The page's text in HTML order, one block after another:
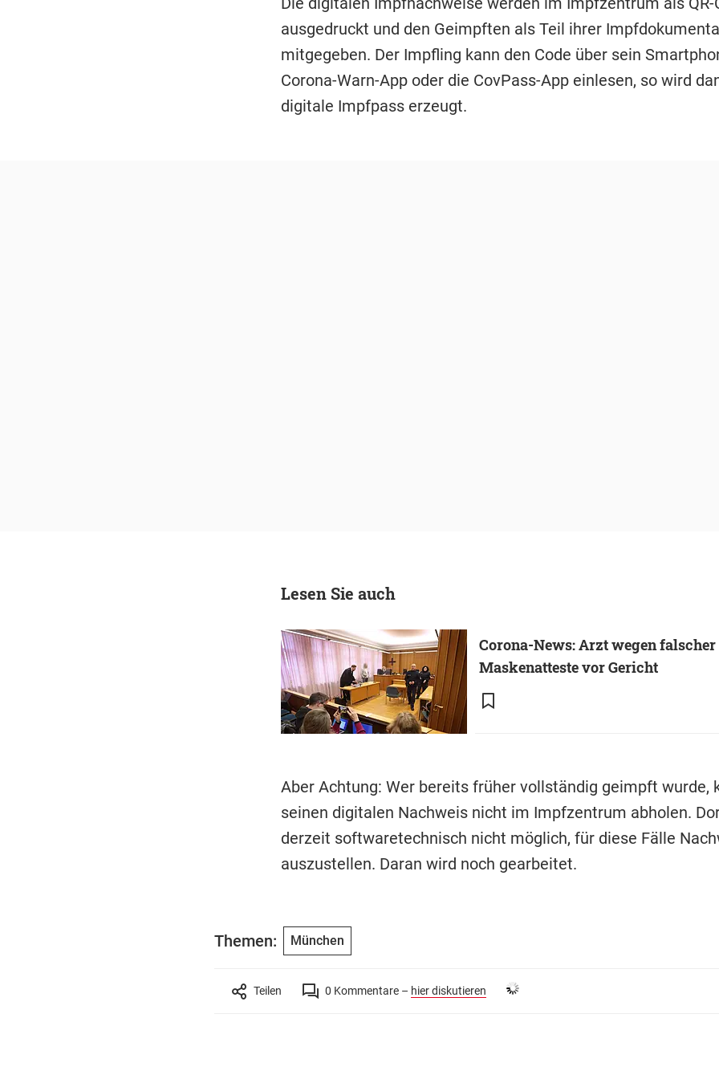
ausgedruckt und den Geimpften als Teil ihrer
mitgegeben. Der Impfling kann den Code über sein
Corona-Warn-App oder die CovPass-App einlesen, so wird
digitale Impfpass erzeugt.
Lesen Sie auch
Corona-News: Arzt wegen falscher
Maskenatteste vor Gericht
Aber Achtung: Wer bereits früher vollständig geimpft wurde,
seinen digitalen Nachweis nicht im Impfzentrum abholen.
derzeit softwaretechnisch nicht möglich, für diese Fälle
auszustellen. Daran wird noch gearbeitet.
Themen: München
Teilen 0 Kommentare – hier diskutieren